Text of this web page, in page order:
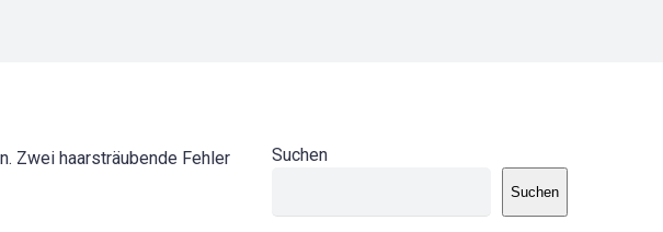
Zwei haarsträubende Fehler
Suchen
Suchen